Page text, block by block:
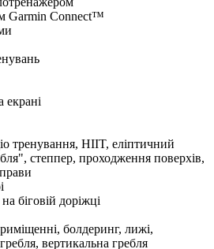
Garmin Connect™
екрані
тренування, HIIT, еліптичний
степпер, проходження поверхів,
біговій доріжці
болдеринг, лижі,
вертикальна гребля